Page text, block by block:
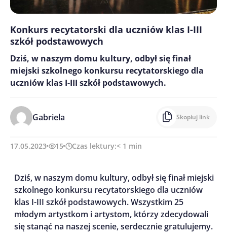
Konkurs recytatorski dla uczniów klas I-III
szkół podstawowych
Dziś, w naszym domu kultury, odbył się finał
miejski szkolnego konkursu recytatorskiego dla
uczniów klas I-III szkół podstawowych.
Gabriela Skopiuj link
17.05.2023 15 Czas lektury:< 1 min
Dziś, w naszym domu kultury, odbył się finał miejski
szkolnego konkursu recytatorskiego dla uczniów
klas I-III szkół podstawowych. Wszystkim 25
młodym artystkom i artystom, którzy zdecydowali
się stanąć na naszej scenie, serdecznie gratulujemy.